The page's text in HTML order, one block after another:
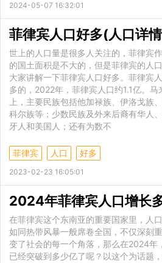
2024-05-07 16:32:01
菲律宾人口好多(人口详
世上的人口量是很多人关注的，菲律宾
的国土面积是不大的，但是菲律宾的人
大家讲解一下菲律宾人口好多。菲律宾
多的，2022年，菲律宾人口约1.1亿。
上，主要民族包括他加禄族、伊洛戈族
科尔族等；少数民族及外来后裔有华人
牙人和美国人；还有为数不
菲律宾 人口 好多
2023-02-23 16:05:01
在菲律宾这个东南亚的重要国家里，人
如同热带风暴一般席卷全国，不仅深刻
变了社会的每一个角落，那么在2024年
已经突破到多少亿了呢？以这个为话题